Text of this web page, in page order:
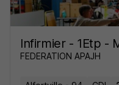
Infirmier - 1Etp -
FEDERATION APAJH